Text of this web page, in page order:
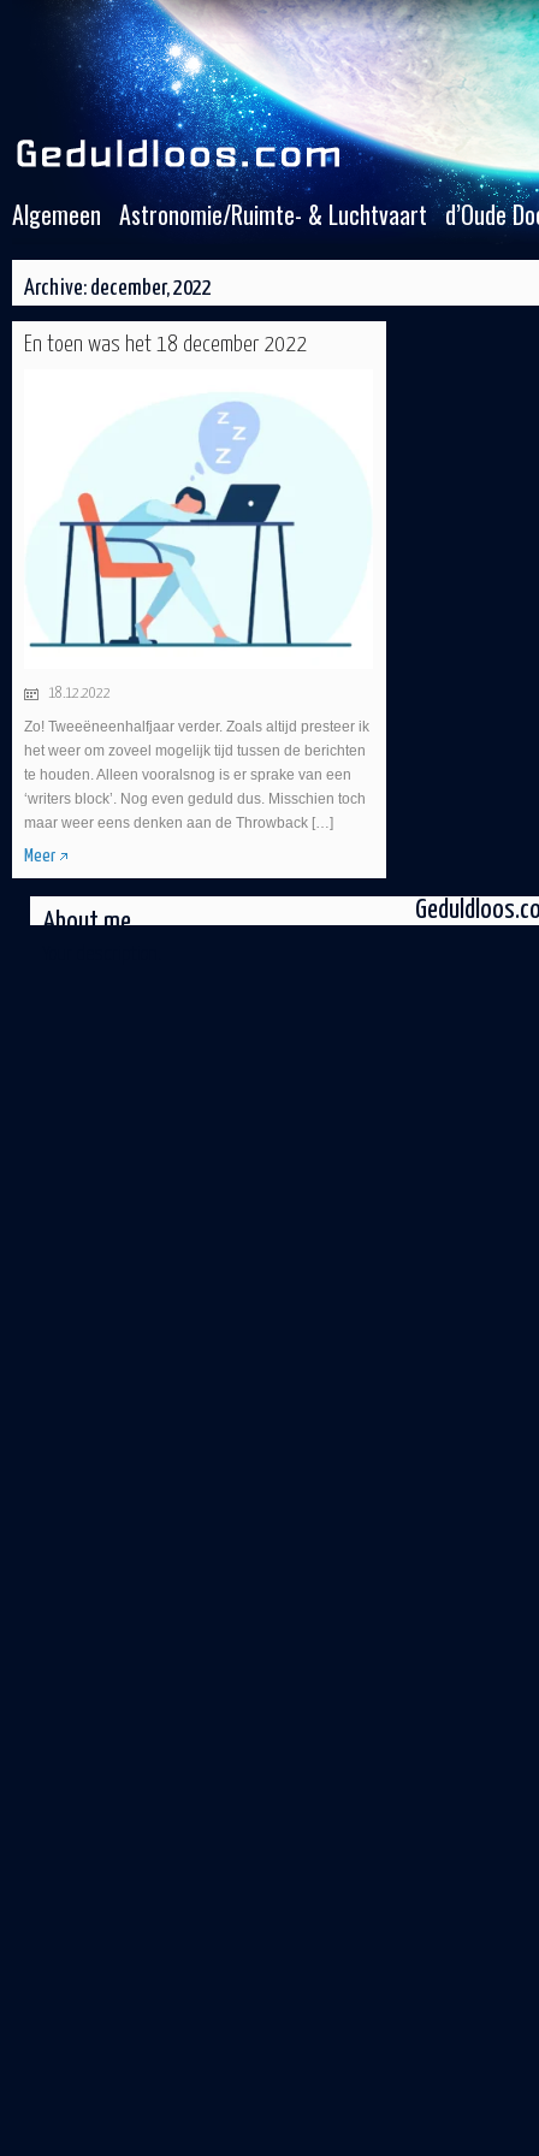
Algemeen Astronomie/Ruimte- & Luchtvaart d’Oude
Archive: december, 2022
En toen was het 18 december 2022
18.12.2022
Zo! Tweeëneenhalfjaar verder. Zoals altijd presteer ik
het weer om zoveel mogelijk tijd tussen de berichten
te houden. Alleen vooralsnog is er sprake van een
‘writers block’. Nog even geduld dus. Misschien toch
maar weer eens denken aan de Throwback […]
Meer
About me